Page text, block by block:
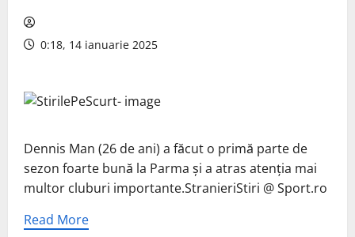
0:18, 14 ianuarie 2025
Dennis Man (26 de ani) a făcut o primă parte de
sezon foarte bună la Parma și a atras atenția mai
multor cluburi importante.StranieriStiri @ Sport.ro
Read More